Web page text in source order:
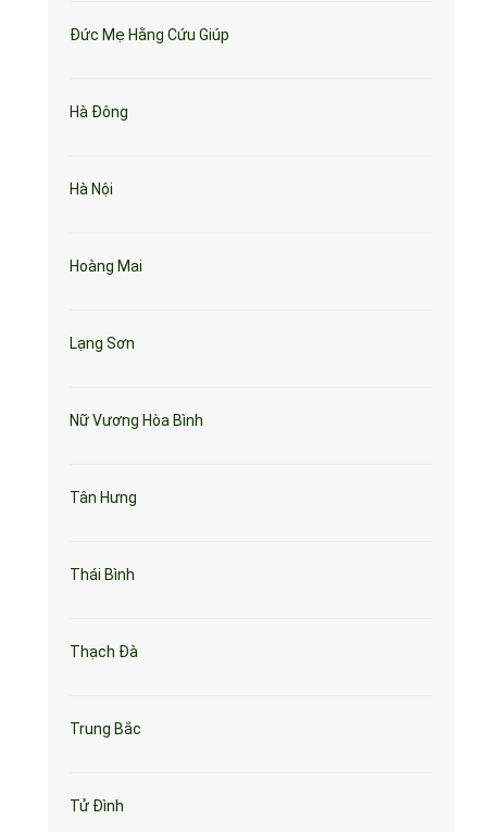
Đức Mẹ Hằng Cứu Giúp
Hà Đông
Hà Nội
Hoàng Mai
Lạng Sơn
Nữ Vương Hòa Bình
Tân Hưng
Thái Bình
Thạch Đà
Trung Bắc
Tử Đình